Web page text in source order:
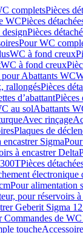
completsPièces
WCPièces
designPièces
Pour WC
WC à fond creux
WC à fond creux
pour Abattants WC
rallongésPièces
d’abattantPièces
au solAbattants
Avec rinçage
Plaques de
encastrer Sigma
à encastrer Delta
Pièces
électronique
Pour alimentation
pour réservoirs
Geberit Sigma
Commandes de
touche